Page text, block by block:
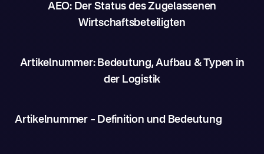
AEO: Der Status des Zugelassenen
Wirtschaftsbeteiligten
Artikelnummer: Bedeutung, Aufbau & Typen in
der Logistik
Artikelnummer – Definition und Bedeutung